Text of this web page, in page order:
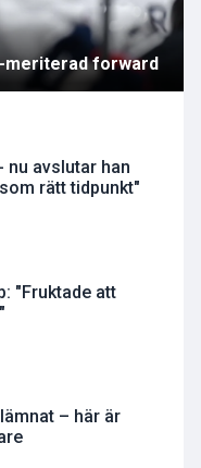
meriterad forward
nu avslutar han
rätt tidpunkt"
"Fruktade att
– här är